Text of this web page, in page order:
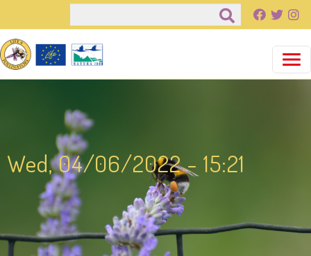
Salta al contenuto principale
Wed, 04/06/2022 - 15:21